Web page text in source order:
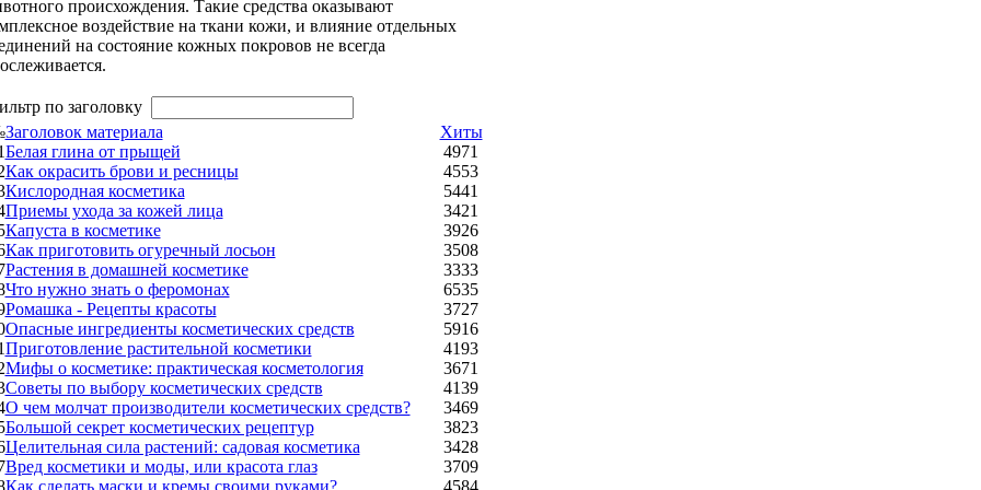
происхождения. Такие средства оказывают
воздействие на ткани кожи, и влияние отдельных
на состояние кожных покровов не всегда
по заголовку
Заголовок материала
Хиты
Белая глина от прыщей
4971
Как окрасить брови и ресницы
4553
Кислородная косметика
5441
Приемы ухода за кожей лица
3421
Капуста в косметике
3926
Как приготовить огуречный лосьон
3508
Растения в домашней косметике
3333
Что нужно знать о феромонах
6535
Ромашка - Рецепты красоты
3727
Опасные ингредиенты косметических средств
5916
Приготовление растительной косметики
4193
Мифы о косметике: практическая косметология
3671
Советы по выбору косметических средств
4139
О чем молчат производители косметических средств?
3469
Большой секрет косметических рецептур
3823
Целительная сила растений: садовая косметика
3428
Вред косметики и моды, или красота глаз
3709
Как сделать маски и кремы своими руками? 4584